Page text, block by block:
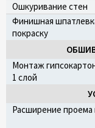
Ошкуривание стен
Финишная
покраску
Монтаж
1 слой
Расширение проема